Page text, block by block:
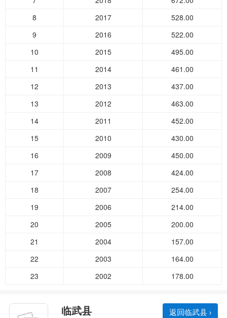
8
2017
528.00
9
2016
522.00
10
2015
495.00
11
2014
461.00
12
2013
437.00
13
2012
463.00
14
2011
452.00
15
2010
430.00
16
2009
450.00
17
2008
424.00
18
2007
254.00
19
2006
214.00
20
2005
200.00
21
2004
157.00
22
2003
164.00
23
2002 178.00
临武县 返回临武县